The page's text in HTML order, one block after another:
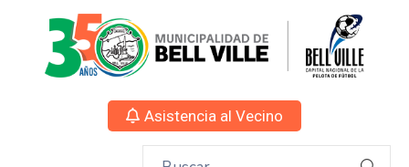
Asistencia al Vecino